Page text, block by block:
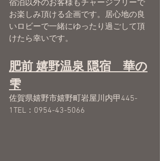
宿泊以外のお客様もチャージフリーで
お楽しみ頂ける企画です。居心地の良
いロビーで一緒にゆったり過ごして頂
けたら幸いです。​
肥前 嬉野温泉 隠宿　華の
雫
佐賀県嬉野市嬉野町岩屋川内甲445-
1TEL：0954-43-5066